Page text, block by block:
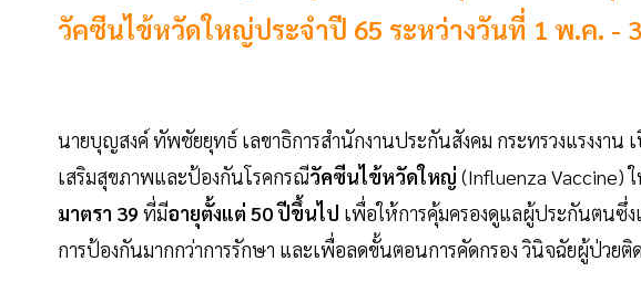
วัคซีนไข้หวัดใหญ่ประจำปี 65 ระหว่างวันที่ 1 พ.ค. -
นายบุญสงค์ ทัพชัยยุทธ์ เลขาธิการสำนักงานประกันสังคม กระทรวงแรงงาน เ
เสริมสุขภาพและป้องกันโรคกรณีวัคซีนไข้หวัดใหญ่ (Influenza Vaccine)
มาตรา 39 ที่มีอายุตั้งแต่ 50 ปีขึ้นไป เพื่อให้การคุ้มครองดูแลผู้ประกันตนซึ่
การป้องกันมากกว่าการรักษา และเพื่อลดขั้นตอนการคัดกรอง วินิจฉัยผู้ป่วย